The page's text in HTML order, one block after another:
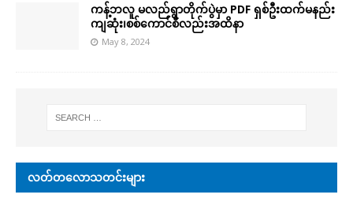
ကန့်ဘလူ မလည်ရွာတိုက်ပွဲမှာ PDF ရှစ်ဦးထက်မနည်း
ကျဆုံး၊စစ်ကောင်စီလည်းအထိနာ
May 8, 2024
လတ်တလောသတင်းများ